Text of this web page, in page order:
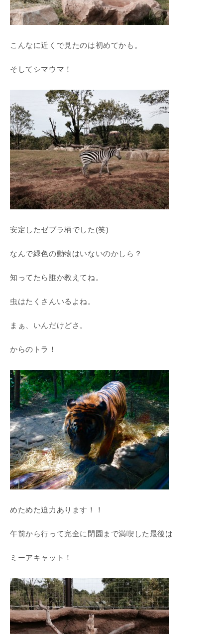
こんなに近くで見たのは初めてかも。
そしてシマウマ！
安定したゼブラ柄でした(笑)
なんで緑色の動物はいないのかしら？
知ってたら誰か教えてね。
虫はたくさんいるよね。
まぁ、いんだけどさ。
からのトラ！
めためた迫力あります！！
午前から行って完全に閉園まで満喫した最後は
ミーアキャット！